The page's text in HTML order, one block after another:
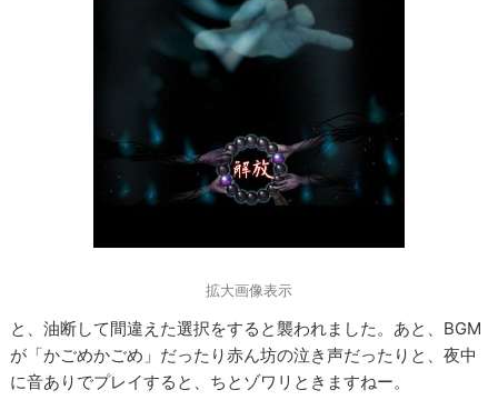
拡大画像表示
と、油断して間違えた選択をすると襲われました。あと、BGM
が「かごめかごめ」だったり赤ん坊の泣き声だったりと、夜中
に音ありでプレイすると、ちとゾワリときますねー。